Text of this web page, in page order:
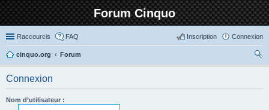
Forum Cinquo
Raccourcis FAQ Connexion
Inscription
cinquo.org
Forum
Connexion
Nom d’utilisateur :